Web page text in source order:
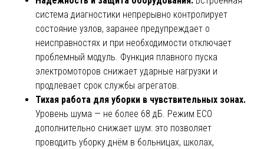
система диагностики непрерывно контролирует
состояние узлов, заранее предупреждает о
неисправностях и при необходимости отключает
проблемный модуль. Функция плавного пуска
электромоторов снижает ударные нагрузки и
продлевает срок службы агрегатов.
Тихая работа для уборки в чувствительных зонах.
Уровень шума — не более 68 дБ. Режим ECO
дополнительно снижает шум: это позволяет
проводить уборку днём в больницах, школах,